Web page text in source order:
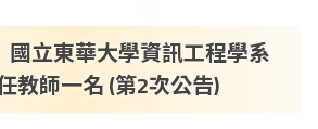
國立東華大學資訊工程學系
教師一名 (第2次公告)